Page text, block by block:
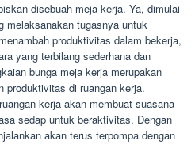
disebuah meja kerja. Ya, dimulai
melaksanakan tugasnya untuk
produktivitas dalam bekerja,
yang terbilang sederhana dan
bunga meja kerja merupakan
produktivitas di ruangan kerja.
kerja akan membuat suasana
sedap untuk beraktivitas. Dengan
akan terus terpompa dengan